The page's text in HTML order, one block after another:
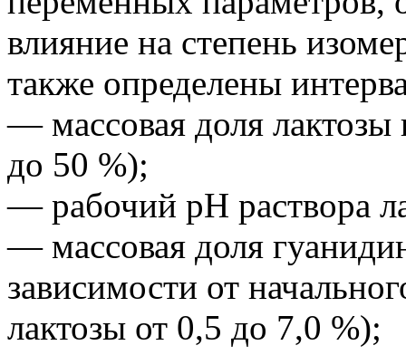
влияние на степень
также определены
— массовая доля
до 50 %);
— рабочий pH раствора
— массовая доля
зависимости от
лактозы от 0,5 до 7,0 %);